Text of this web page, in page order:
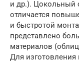
и др.). Цокольный
отличается
и быстротой
представлено
материалов
Для изготовления